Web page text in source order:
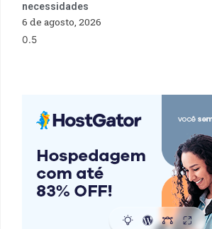
necessidades
6 de agosto, 2026